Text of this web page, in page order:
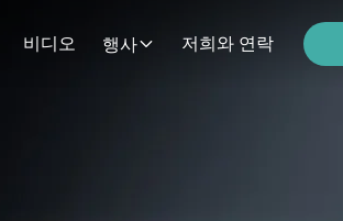
비디오 행사 저희와 연락